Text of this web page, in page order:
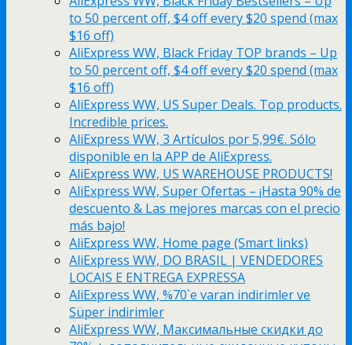
to 50 percent off, $4 off every $20 spend (max
$16 off)
AliExpress WW, Black Friday TOP brands – Up
to 50 percent off, $4 off every $20 spend (max
$16 off)
AliExpress WW, US Super Deals. Top products.
Incredible prices.
AliExpress WW, 3 Artículos por 5,99€. Sólo
disponible en la APP de AliExpress.
AliExpress WW, US WAREHOUSE PRODUCTS!
AliExpress WW, Super Ofertas – ¡Hasta 90% de
descuento & Las mejores marcas con el precio
más bajo!
AliExpress WW, Home page (Smart links)
AliExpress WW, DO BRASIL | VENDEDORES
LOCAIS E ENTREGA EXPRESSA
AliExpress WW, %70`e varan indirimler ve
Süper indirimler
AliExpress WW, Максимальные скидки до